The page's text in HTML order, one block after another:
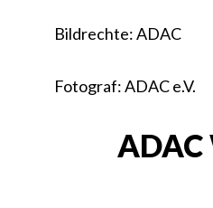
Bildrechte: ADAC
Fotograf: ADAC e.V.